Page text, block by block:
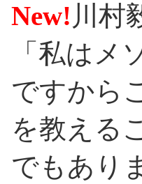
New! 川村
「私はメ
ですから
を教える
でもあり